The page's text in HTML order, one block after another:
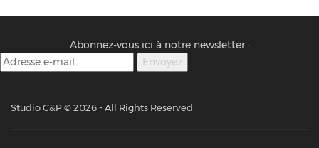
Abonnez-vous ici à notre newsletter :
Studio C&P ©2026 - All Rights Reserved